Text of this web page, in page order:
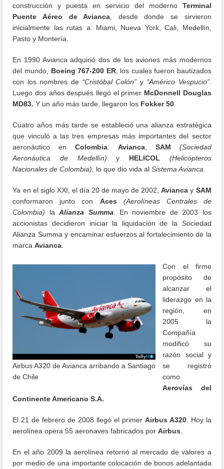
construcción y puesta en servicio del moderno Terminal
Puente Aéreo de Avianca , desde donde se sirvieron
inicialmente las rutas a: Miami, Nueva York, Cali, Medellín,
Pasto y Montería.
En 1990 Avianca adquirió dos de los aviones más modernos
del mundo, Boeing 767-200 ER, los cuales fueron bautizados
con los nombres de “Cristóbal Colón” y “Américo Vespucio”.
Luego dos años después llegó el​ primer McDonnell Douglas
MD83. Y un año más tarde, llegaron los Fokker 50
Cuatro años más tarde se estableció una alianza estra​tégica
que vinculó a las tres empresas más importantes del sector
aeronáutico enColombia: Avianca, SAM (Sociedad
Aeronáutica de Medellín) y HELICOL
(Helicópteros
Nacionales de Colombia) , lo que dio vida alSistema Avianca
Ya en el siglo XXI, el día 20 de mayo de 2002,Avianca y SAM
conformaron junto con Aces
(Aerolíneas Centrales de
Colombia) laAlianza Summa . En noviembre de​ 2003 los
accionistas decidieron iniciar la liquidación de la Sociedad
Alianza Summa y encaminar esfuerzos al fortalecimiento de la
marcaAvianca
Airbus A320 de Avianca arribando a Santiago
de Chile
Con el firme
propósito de
alcanzar el
liderazgo en la
región, en
2005 la
Compañía
modificó su
razón social y
se registró
como
Aerovías del
Continente Americano S.A.
El 21 de febrero de 2008 llegó el primer A​irbus A320. Hoy la
aerolínea opera 55 aeronaves fabricados porAirbus
En el año 2009 la aerolínea retornó al mercado de valores a
por medio de una importante colocación de bonos adelantada